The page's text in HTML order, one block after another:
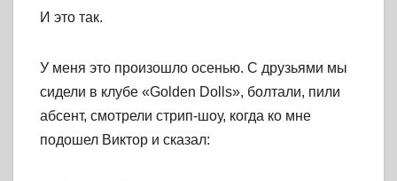
И это так.
У меня это произошло осенью. С друзьями мы
сидели в клубе «Golden Dolls», болтали, пили
абсент, смотрели стрип-шоу, когда ко мне
подошел Виктор и сказал: